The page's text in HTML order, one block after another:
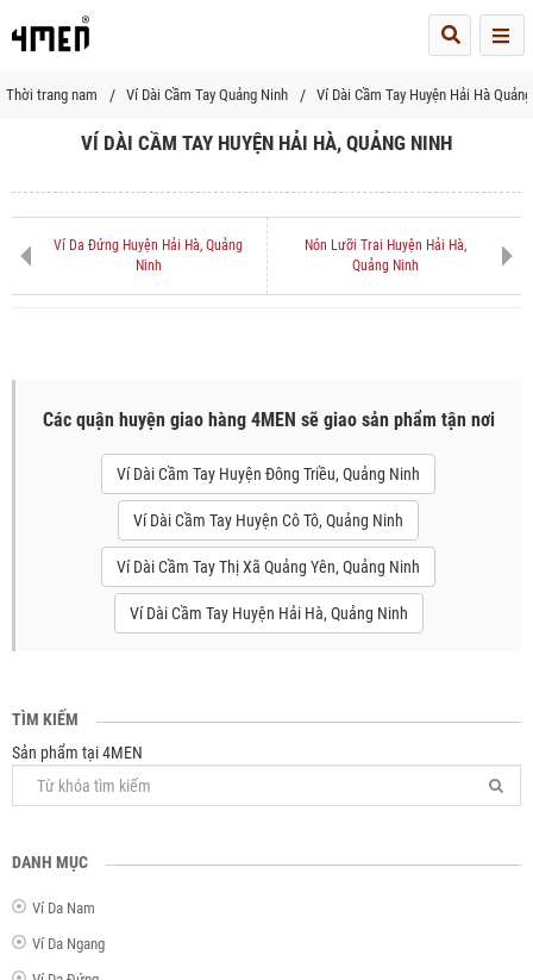
Thời trang nam Ví Dài Cầm Tay Quảng Ninh Ví Dài Cầm Tay Huyện Hải Hà
VÍ DÀI CẦM TAY HUYỆN HẢI HÀ, QUẢNG NINH
Ví Da Đứng Huyện Hải Hà, Quảng
Ninh
Nón Lưỡi Trai Huyện Hải Hà,
Quảng Ninh
Các quận huyện giao hàng 4MEN sẽ giao sản phẩm tận nơi
Ví Dài Cầm Tay Huyện Đông Triều, Quảng Ninh
Ví Dài Cầm Tay Huyện Cô Tô, Quảng Ninh
Ví Dài Cầm Tay Thị Xã Quảng Yên, Quảng Ninh
Ví Dài Cầm Tay Huyện Hải Hà, Quảng Ninh
TÌM KIẾM
Sản phẩm tại 4MEN
DANH MỤC
Ví Da Nam
Ví Da Ngang